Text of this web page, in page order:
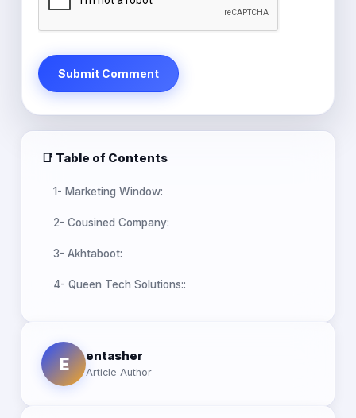
Submit Comment
📑 Table of Contents
1- Marketing Window:
2- Cousined Company:
3- Akhtaboot:
4- Queen Tech Solutions::
E entasher
Article Author